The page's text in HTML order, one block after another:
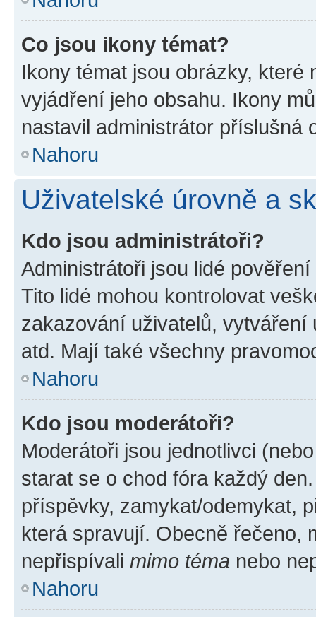
Co jsou ikony témat?
Ikony témat jsou obrázky,
vyjádření jeho obsahu. Ikony
nastavil administrátor příslušná
Nahoru
Uživatelské úrovně a
Kdo jsou administrátoři?
Administrátoři jsou lidé
Tito lidé mohou kontrolovat
zakazování uživatelů,
atd. Mají také všechny
Nahoru
Kdo jsou moderátoři?
Moderátoři jsou jednotlivci
starat se o chod fóra každý
příspěvky, zamykat/odemykat,
která spravují. Obecně řečeno,
nepřispívali mimo téma nebo
Nahoru